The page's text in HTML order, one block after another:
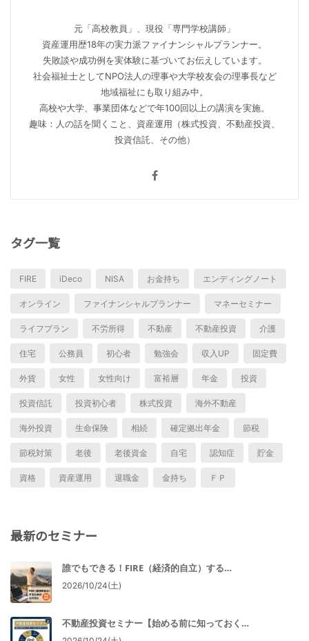
元「高校教員」、現役「専門学校講師」
資産運用歴18年の実力派ファイナンシャルプランナー。
失敗談や成功例を実体験に基づいてお伝えしています。
社会福祉士としてNPO法人の理事や大学校友会の理事長など
地域福祉にも取り組み中。
高校や大学、事業団体などで年100回以上の講演を実施。
趣味：人の話を聞くこと、資産運用（株式投資、不動産投資、
投資信託、その他）
タグ一覧
FIRE iDeco NISA お金持ち エンディングノート
オンライン ファイナンシャルプランナー マネーセミナー
ライフプラン 不労所得 不動産 不動産投資 介護
住宅 公務員 初心者 勉強会 収入UP 固定費
外貨 女性 女性向け 富裕層 年金 投資
投資信託 投資初心者 株式投資 海外不動産
海外投資 生命保険 相続 確定拠出年金 節税
節税対策 老後 老後資金 自宅 認知症 貯金
資格 資産運用 退職金 金持ち ＦＰ
最新のセミナー
誰でもできる！FIRE（経済的自立）する…
2026/10/24(土)
不動産投資セミナー【始める前に知っておく…